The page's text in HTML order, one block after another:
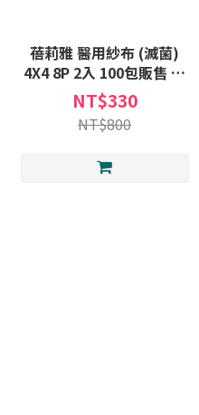
蓓莉雅 醫用紗布 (滅菌)
4X4 8P 2入 100包販售 滅
菌 醫用 紗布 紗布塊
NT$330
NT$800